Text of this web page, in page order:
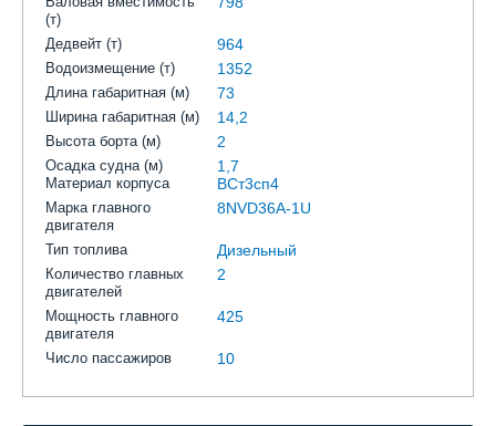
(т)
Дедвейт (т) 964
Водоизмещение (т) 1352
Длина габаритная (м) 73
Ширина габаритная (м) 14,2
Высота борта (м) 2
Осадка судна (м) 1,7
Материал корпуса ВСт3сп4
Марка главного
двигателя
8NVD36A-1U
Тип топлива Дизельный
Количество главных
двигателей
2
Мощность главного
двигателя
425
Число пассажиров 10